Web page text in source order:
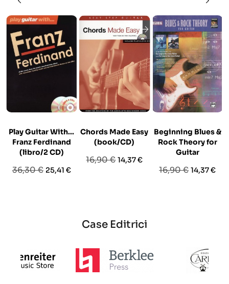
Play Guitar With...
Franz Ferdinand
(libro/2 CD)
Prezzo
36,30 € Prezzo
25,41 €
Chords Made Easy
(book/CD)
Prezzo
16,90 €Prezzo
14,37 €
Beginning Blues &
Rock Theory for
Guitar
Prezzo
16,90 € Prezzo
14,37 €
Case Editrici